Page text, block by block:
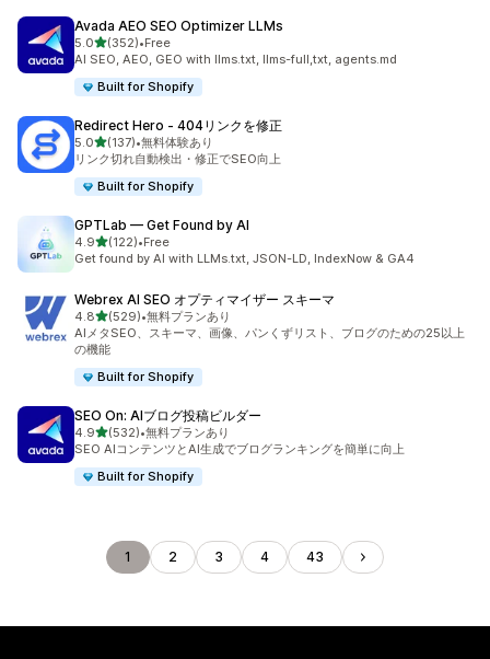
Avada AEO SEO Optimizer LLMs
5.05つ星中
(352)
合計レビュー数：352件
•Free
AI SEO, AEO, GEO with llms.txt, llms-full,txt, agents.md
Built for Shopify
Redirect Hero ‑ 404リンクを修正
5.05つ星中
(137)
合計レビュー数：137件
•無料体験あり
リンク切れ自動検出・修正でSEO向上
Built for Shopify
GPTLab — Get Found by AI
4.95つ星中
(122)
合計レビュー数：122件
•Free
Get found by AI with LLMs.txt, JSON-LD, IndexNow & GA4
Webrex AI SEO オプティマイザー スキーマ
4.85つ星中
(529)
合計レビュー数：529件
•無料プランあり
AIメタSEO、スキーマ、画像、パンくずリスト、ブログのための25以上
の機能
Built for Shopify
SEO On: AIブログ投稿ビルダー
4.95つ星中
(532)
合計レビュー数：532件
•無料プランあり
SEO AIコンテンツとAI生成でブログランキングを簡単に向上
Built for Shopify
1 2 3 4 43